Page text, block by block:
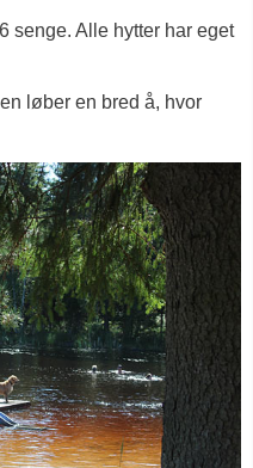
senge. Alle hytter har eget
løber en bred å, hvor